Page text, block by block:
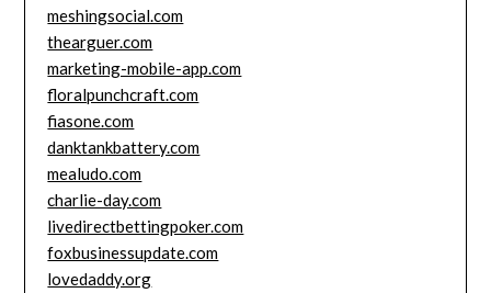
meshingsocial.com
thearguer.com
marketing-mobile-app.com
floralpunchcraft.com
fiasone.com
danktankbattery.com
mealudo.com
charlie-day.com
livedirectbettingpoker.com
foxbusinessupdate.com
lovedaddy.org